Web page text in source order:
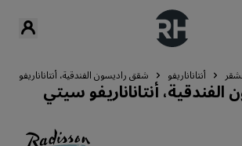
أنتاناناريفو شقق راديسون الفندقية، أنتاناناريفو
أنتاناناريفو سيتي